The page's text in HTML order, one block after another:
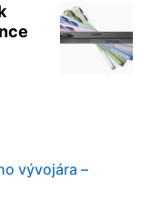
vývojára –